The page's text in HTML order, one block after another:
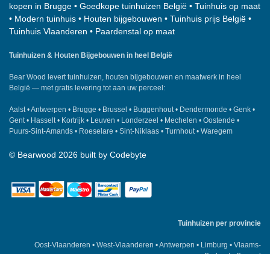
kopen in Brugge • Goedkope tuinhuizen België • Tuinhuis op maat
• Modern tuinhuis • Houten bijgebouwen • Tuinhuis prijs België •
Tuinhuis Vlaanderen • Paardenstal op maat
Tuinhuizen & Houten Bijgebouwen in heel België
Bear Wood levert tuinhuizen, houten bijgebouwen en maatwerk in heel
België — met gratis levering tot aan uw perceel:
Aalst •Antwerpen • Brugge • Brussel • Buggenhout • Dendermonde • Genk •
Gent • Hasselt • Kortrijk • Leuven • Londerzeel • Mechelen • Oostende •
Puurs-Sint-Amands • Roeselare • Sint-Niklaas • Turnhout • Waregem
© Bearwood 2026 built by Codebyte
Tuinhuizen per provincie
Oost-Vlaanderen • West-Vlaanderen •Antwerpen • Limburg • Vlaams-